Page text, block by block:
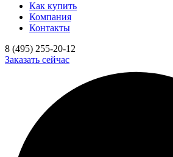
Как купить
Компания
Контакты
8 (495) 255-20-12
Заказать сейчас